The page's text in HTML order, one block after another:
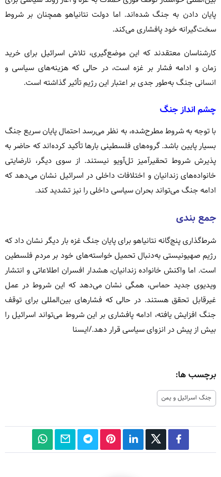
پایان دادن به جنگ شده‌اند. اما دولت نتانیاهو همچنان بر شروط
سخت‌گیرانه خود پافشاری می‌کند.
کارشناسان معتقدند که این موضع‌گیری، تلاش اسرائیل برای خرید
زمان و ادامه فشار بر غزه است، در حالی که هزینه‌های سیاسی و
انسانی جنگ به‌طور جدی بر اعتبار این رژیم تأثیر گذاشته است.
چشم‌ انداز جنگ
با توجه به شروط مطرح‌شده، به نظر می‌رسد احتمال پایان سریع جنگ
بسیار پایین باشد. گروه‌های فلسطینی بارها تأکید کرده‌اند که حاضر به
پذیرش شروط تحقیرآمیز تل‌آویو نیستند. از سوی دیگر، نارضایتی
خانواده‌های زندانیان و اختلافات داخلی در اسرائیل نشان می‌دهد که
ادامه جنگ می‌تواند بحران سیاسی داخلی را نیز تشدید کند.
جمع‌ بندی
شرط‌گذاری پنج‌گانه نتانیاهو برای پایان جنگ غزه بار دیگر نشان داد که
رژیم صهیونیستی به‌دنبال تحمیل خواسته‌های خود بر مردم فلسطین
است. اما واکنش خانواده زندانیان، هشدار افسران اطلاعاتی و انتشار
ویدیوی جدید حماس، همگی نشان می‌دهد که این شروط در عمل
غیرقابل تحقق هستند. در حالی که فشارهای بین‌المللی برای توقف
جنگ افزایش یافته، ادامه پافشاری بر این شروط می‌تواند اسرائیل را
بیش از پیش در انزوای سیاسی قرار دهد./ایسنا
برچسب ها:
جنگ اسرائیل و یمن